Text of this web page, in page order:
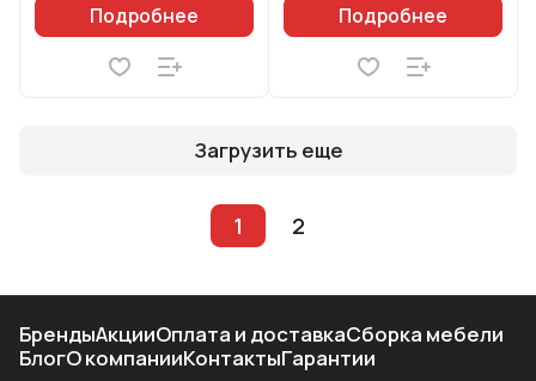
Подробнее
Подробнее
Загрузить еще
1 2
БрендыАкцииОплата и доставкаСборка мебели
БлогО компанииКонтактыГарантии